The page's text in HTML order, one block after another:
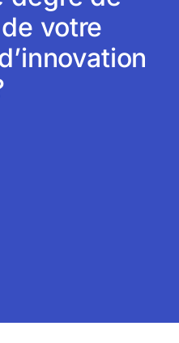
votre